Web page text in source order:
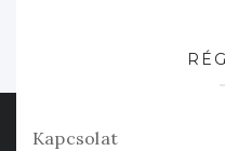
Kapcsolat